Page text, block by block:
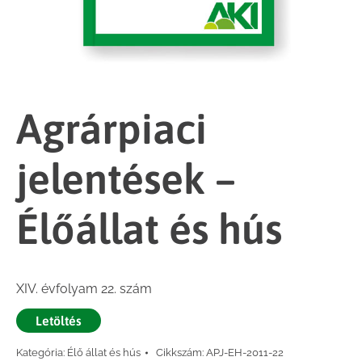
Agrárpiaci
jelentések –
Élőállat és hús
XIV. évfolyam 22. szám
Letöltés
Kategória: Élő állat és hús Cikkszám: APJ-EH-2011-22